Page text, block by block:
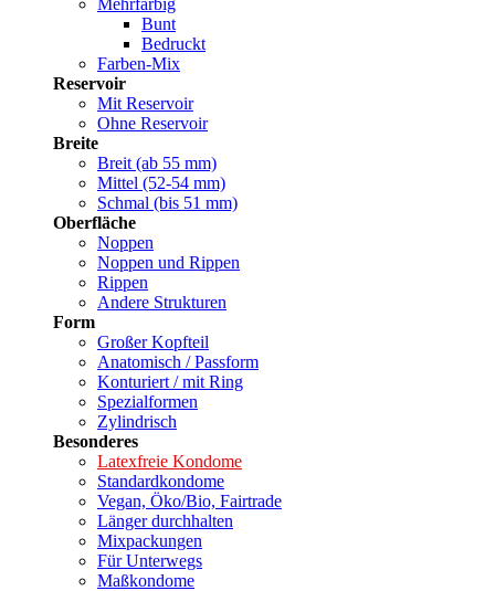
Mehrfarbig
Bunt
Bedruckt
Farben-Mix
Reservoir
Mit Reservoir
Ohne Reservoir
Breite
Breit (ab 55 mm)
Mittel (52-54 mm)
Schmal (bis 51 mm)
Oberfläche
Noppen
Noppen und Rippen
Rippen
Andere Strukturen
Form
Großer Kopfteil
Anatomisch / Passform
Konturiert / mit Ring
Spezialformen
Zylindrisch
Besonderes
Latexfreie Kondome
Standardkondome
Vegan, Öko/Bio, Fairtrade
Länger durchhalten
Mixpackungen
Für Unterwegs
Maßkondome